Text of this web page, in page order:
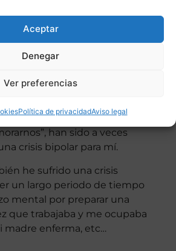
Aceptar
Denegar
Ver preferencias
Política de privacidadAviso legal
crisis, siempre solía coincidir
de formación de esos
requieren muchas horas de
decir, situaciones muy
un hombre, sintiendo eso que
han sido a veces
crisis bipolar para mí.
he sufrido una crisis
un largo periodo de tiempo
mental por preparar una
que trabajaba y me ocupaba
madre enferma, etc…